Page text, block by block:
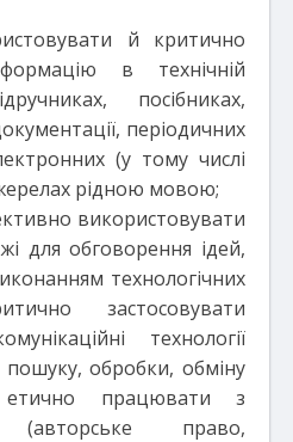
й критично
в технічній
посібниках,
періодичних
(у тому числі
рідною мовою;
використовувати
для обговорення ідей,
технологічних
застосовувати
технології
обробки, обміну
етично працювати з
(авторське право,